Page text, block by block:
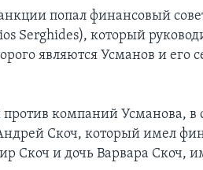
попал финансовый
Serghides), который
являются Усманов и его
компаний Усманова, в
Скоч, который имел
Скоч и дочь Варвара Скоч,